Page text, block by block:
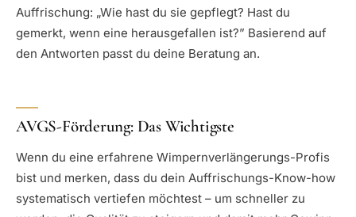
Auffrischung: „Wie hast du sie gepflegt? Hast du
gemerkt, wenn eine herausgefallen ist?” Basierend auf
den Antworten passt du deine Beratung an.
AVGS-Förderung: Das Wichtigste
Wenn du eine erfahrene Wimpernverlängerungs-Profis
bist und merken, dass du dein Auffrischungs-Know-how
systematisch vertiefen möchtest – um schneller zu